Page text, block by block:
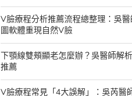
V臉療程分析推薦流程總整理：吳
圖軟體重現自然V臉
下顎線雙頰顯老怎麼辦？吳醫師解
推薦
V臉療程常見「4大誤解」：吳芮醫